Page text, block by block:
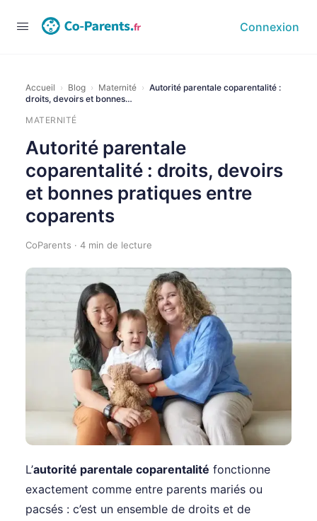
Connexion
Accueil › Blog › Maternité › Autorité parentale coparentalité :
droits, devoirs et bonnes…
MATERNITÉ
Autorité parentale
coparentalité : droits, devoirs
et bonnes pratiques entre
coparents
CoParents · 4 min de lecture
L’autorité parentale coparentalité fonctionne
exactement comme entre parents mariés ou
pacsés : c’est un ensemble de droits et de